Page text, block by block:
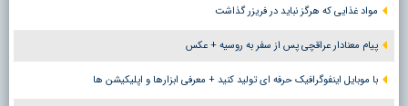
مواد غذایی که هرگز نباید در فریزر گذاشت
پیام معنادار عراقچی پس از سفر به روسیه + عکس
با موبایل اینفوگرافیک حرفه ای تولید کنید + معرفی ابزارها و اپلیکیشن ها